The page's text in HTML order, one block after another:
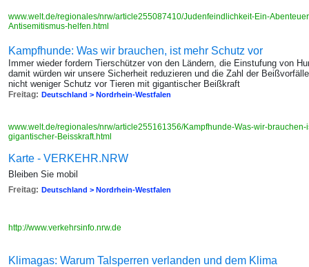
www.welt.de/regionales/nrw/article255087410/Judenfeindlichkeit-Ein-
Antisemitismus-helfen.html
Kampfhunde: Was wir brauchen, ist mehr Schutz vor
Immer wieder fordern Tierschützer von den Ländern, die Einstufung von
damit würden wir unsere Sicherheit reduzieren und die Zahl der
nicht weniger Schutz vor Tieren mit gigantischer Beißkraft
Freitag: Deutschland > Nordrhein-Westfalen
www.welt.de/regionales/nrw/article255161356/Kampfhunde-Was-wir-
gigantischer-Beisskraft.html
Karte - VERKEHR.NRW
Bleiben Sie mobil
Freitag: Deutschland > Nordrhein-Westfalen
http://www.verkehrsinfo.nrw.de
Klimagas: Warum Talsperren verlanden und dem Klima